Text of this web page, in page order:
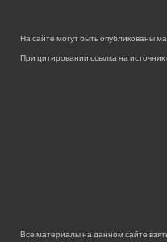
На сайте могут быть опубликованы
При цитировании ссылка на источник
Все материалы на данном сайте